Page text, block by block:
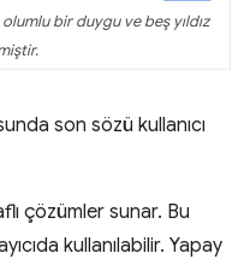
bir duygu ve beş yıldız
son sözü kullanıcı
çözümler sunar. Bu
kullanılabilir. Yapay